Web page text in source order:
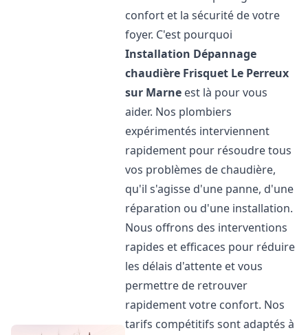
confort et la sécurité de votre
foyer. C'est pourquoi
Installation Dépannage
chaudière Frisquet Le Perreux
sur Marne est là pour vous
aider. Nos plombiers
expérimentés interviennent
rapidement pour résoudre tous
vos problèmes de chaudière,
qu'il s'agisse d'une panne, d'une
réparation ou d'une installation.
Nous offrons des interventions
rapides et efficaces pour réduire
les délais d'attente et vous
permettre de retrouver
rapidement votre confort. Nos
tarifs compétitifs sont adaptés à